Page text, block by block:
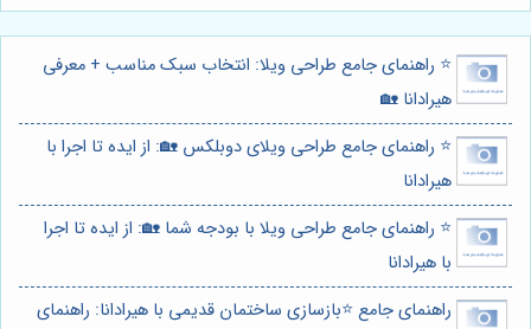
⭐️ راهنمای جامع طراحی ویلا: انتخاب سبک مناسب + معرفی
هیرادانا 🏡
⭐️ راهنمای جامع طراحی ویلای دوبلکس 🏡: از ایده تا اجرا با
هیرادانا
⭐️ راهنمای جامع طراحی ویلا با بودجه شما 🏡: از ایده تا اجرا
با هیرادانا
راهنمای جامع ⭐️بازسازی ساختمان قدیمی با هیرادانا: راهنمای